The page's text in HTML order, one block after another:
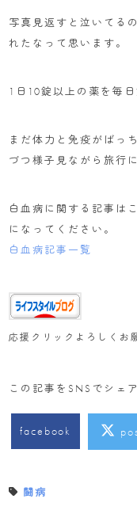
写真見返すと泣いてる
れたなって思います。
1日10錠以上の薬を毎
まだ体力と免疫がばっ
づつ様子見ながら旅行
白血病に関する記事は
になってください。
白血病記事一覧
応援クリックよろしくお
この記事をSNSでシェ
facebook
闘病